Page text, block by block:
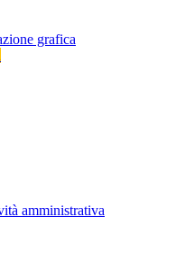
grafica
amministrativa